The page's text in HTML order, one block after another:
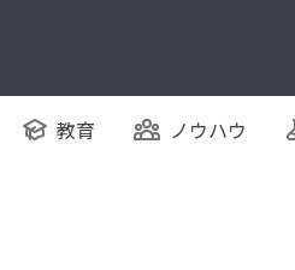
教育 ノウハウ